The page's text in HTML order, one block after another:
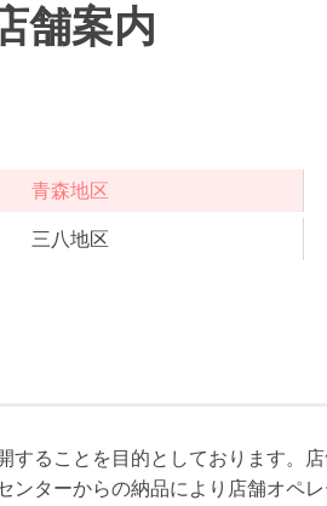
舗案内
青森地区
三八地区
ることを目的としております。
ターからの納品により店舗オペ